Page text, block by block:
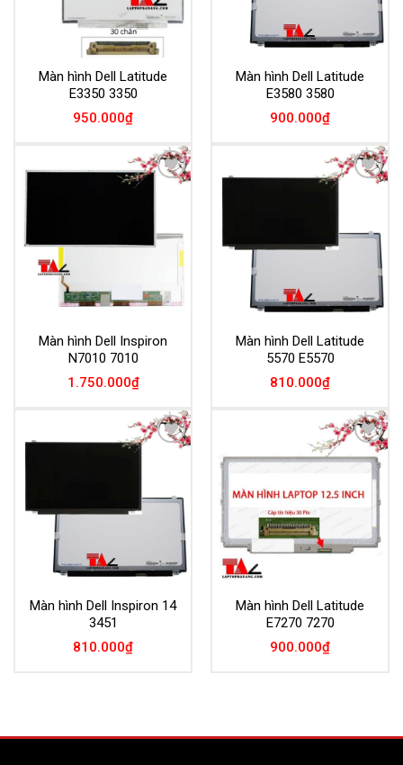
Màn hình Dell Latitude
E3350 3350
950.000₫
Màn hình Dell Latitude
E3580 3580
900.000₫
Màn hình Dell Inspiron
N7010 7010
1.750.000₫
Màn hình Dell Latitude
5570 E5570
810.000₫
Màn hình Dell Inspiron 14
3451
810.000₫
Add to
Wishlist
Màn hình Dell Latitude
E7270 7270
900.000₫